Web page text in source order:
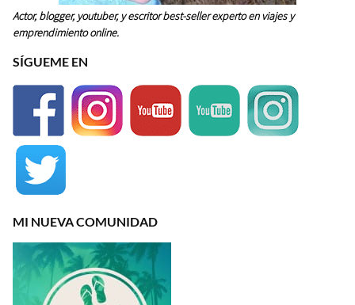
Actor, blogger, youtuber, y escritor best-seller experto en viajes y
emprendimiento online.
SÍGUEME EN
MI NUEVA COMUNIDAD